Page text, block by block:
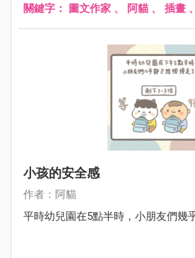
關鍵字： 圖文作家 、 阿貓 、 插畫 、
小孩的安全感
作者：阿貓
平時幼兒園在5點半時，小朋友們幾